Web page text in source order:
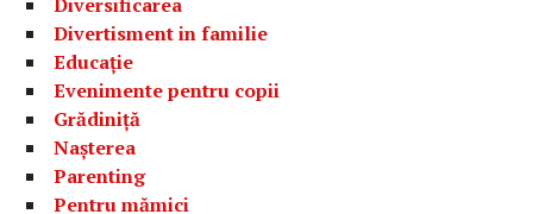
Divertisment in familie
Educație
Evenimente pentru copii
Grădiniță
Nașterea
Parenting
Pentru mămici